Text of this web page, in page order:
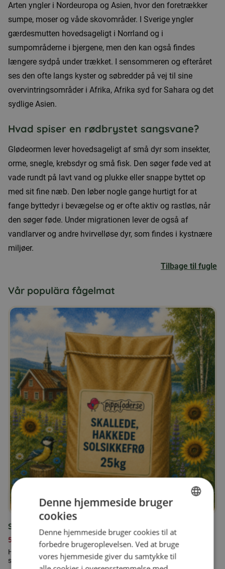
Arten yngler i Nordeuropa og Asien, hvor den foretrækker
sumpe, moser og våde skovområder. I Sverige yngler
gærdesmutten hovedsageligt i Norrland og i
sumpområderne i bjergene, men den kan også findes
længere sydpå under trækket. I sensommeren og efteråret
ses den ofte langs kyster og søbredder på vej til sine
overvintringsområder i Afrika, Afrika syd for Sahara og det
sydlige Asien.
Hvad spiser en rødbrystet sangsvane?
Glødeormen lever hovedsageligt af små dyr som insekter,
orme, snegle, krebsdyr og små fisk. Den søger føde ved at
vade rundt på lavt vand og plukke eller snappe byttet op
med sit fine næb. Den løber nogle gange hurtigt for at
fange byttedyr i bevægelse og er ofte aktiv og rastløs, når
den søger føde. Under migrationen lever de også af
vandlarver og andre hvirvelløse dyr, som findes i kystnære
miljøer.
Tilbage til fugle
Vår populära fågelmat
Skallede, hakkede solsikkefrø 25 kg
519,00 kr.
Hakkede solsikkefrø er gode til mindre fugle, der har svært ved at
spise et helt solsikkefrø.
FINNISH
DANISH
Denne hjemmeside bruger
cookies
Denne hjemmeside bruger cookies til at
forbedre brugeroplevelsen. Ved at bruge
vores hjemmeside giver du samtykke til